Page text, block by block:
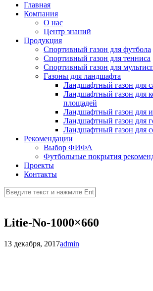
Главная
Компания
О нас
Центр знаний
Продукция
Cпортивный газон для футбола
Cпортивный газон для тенниса
Cпортивный газон для
Газоны для ландшафта
Ландшафтный газон для
Ландшафтный газон для
площадей
Ландшафтный газон для
Ландшафтный газон для
Ландшафтный газон для
Рекомендации
Выбор ФИФА
Футбольные покрытия
Проекты
Контакты
Litie-No-1000×660
13 декабря, 2017admin